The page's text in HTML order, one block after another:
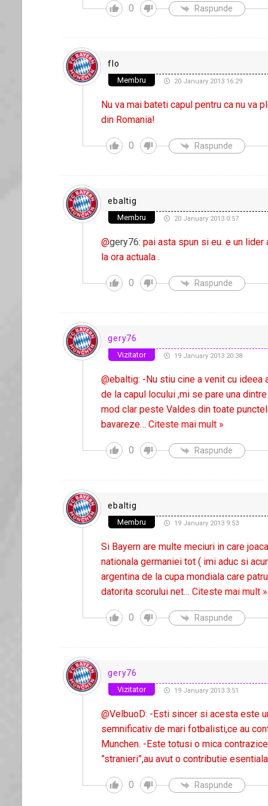
0 Raspunde
flo
Membru 20 January 2013 16:29
Nu va mai bateti capul pentru ca nu va
din Romania!
0 Raspunde
ebaltig
Membru 20 January 2013 0:57
@gery76: pai asta spun si eu. e un
la ora actuala .
0 Raspunde
gery76
Vizitator 19 January 2013 20:38
@ebaltig: -Nu stiu cine a venit cu
de la capul locului ,mi se pare una
mod clar peste Valdes din toate
bavareze…Citeste mai mult »
0 Raspunde
ebaltig
Membru 19 January 2013 9:53
Si Bayern are multe meciuri in care
nationala germaniei tot ( imi aduc si
argentina de la cupa mondiala care
datorita scorului net…Citeste mai mult »
0 Raspunde
gery76
Vizitator 19 January 2013 3:51
@VelbuoD: -Esti sincer si acesta este
semnificativ de mari fotbalisti,ce au
Munchen. -Este totusi o mica
”stranieri”,au avut o contributie
0 Raspunde